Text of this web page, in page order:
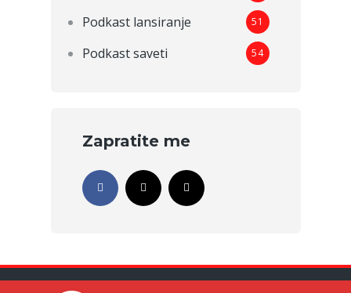
Podkast lansiranje 51
Podkast saveti 54
Zapratite me